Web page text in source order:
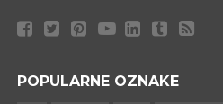
POPULARNE OZNAKE